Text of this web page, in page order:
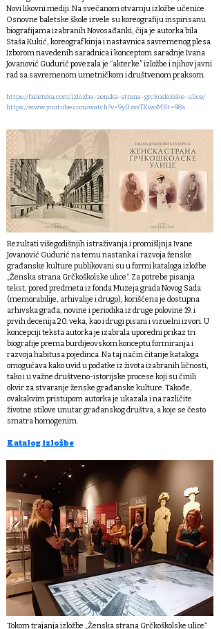
Novi likovni mediji. Na svečanom otvarnju izložbe učenice
Osnovne baletske škole izvele su koreografiju inspirisanu
biografijama izabranih Novosađanki, čija je autorka bila
Staša Kukić, koreografkinja i nastavnica savremenog plesa.
Izborom navedenih saradnica i konceptom saradnje Ivana
Jovanović Gudurić povezala je “akterke” izložbe i njihov javni
rad sa savremenom umetničkom i društvenom praksom.
https://baletska.com/izlozba-zenska-strana-grckoskolske-ulice/
https://www.youtube.com/watch?v=9y0zsvTXwoM&t=98s
Rezultati višegodišnjih istraživanja i promišljnja Ivane
Jovanović Gudurić na temu nastanka i razvoja ženske
građanske kulture publikovani su u formi kataloga izložbe
„Ženska strana Grčkoškolske ulice“. Za potrebe pisanja
tekst, pored predmeta iz fonda Muzeja grada Novog Sada
(memorabilije, arhivalije i drugo), korišćena je dostupna
arhivska građa, novine i periodika iz druge polovine 19. i
prvih decenija 20. veka, kao i drugi pisani i vizuelni izvori. U
koncepciji teksta autorka je izabrala uporedni prikaz tri
biografije prema burdijeovskom konceptu formiranja i
razvoja habitusa pojedinca. Na taj način čitanje kataloga
omogućava kako uvid u podatke iz života izabranih ličnosti,
tako i u važne društveno-istorijske procese koji su činili
okvir za stvaranje ženske građanske kulture. Takođe,
ovakakvim pristupom autorka je ukazala i na različite
životne stilove unutar građanskog društva, a koje se često
smatra homogenim.
Katalog izložbe
Tokom trajanja izložbe „Ženska strana Grčkoškolske ulice“